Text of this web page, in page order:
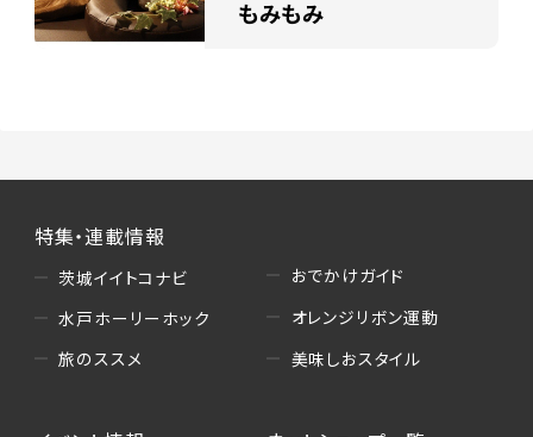
もみもみ
特集・連載情報
茨城イイトコナビ
水戸ホーリーホック
旅のススメ
おでかけガイド
オレンジリボン運動
美味しおスタイル